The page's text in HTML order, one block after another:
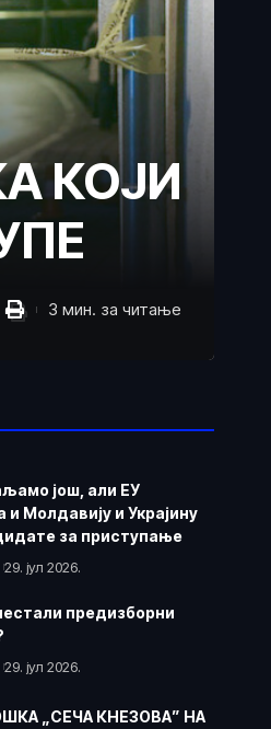
КОЈИ
3 мин. за читање
још, али ЕУ
и Молдавију и Украјину
за приступање
29. јул 2026.
предизборни
29. јул 2026.
„СЕЧА КНЕЗОВА” НА